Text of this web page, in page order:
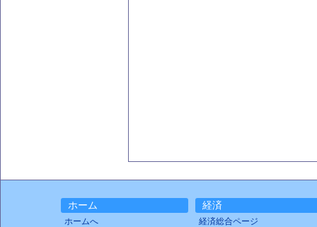
ホーム
ホームへ
経済
経済総合ページ